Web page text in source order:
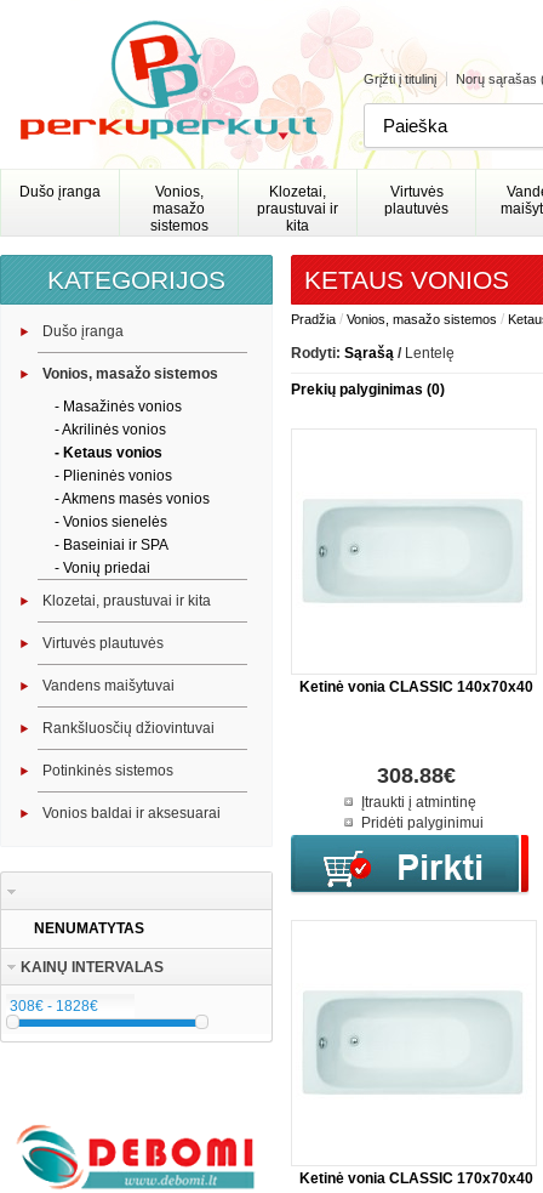
Grįžti į titulinį Norų sąrašas
Dušo įranga
Vonios,
masažo
sistemos
Klozetai,
praustuvai ir
kita
Virtuvės
plautuvės
KATEGORIJOS
Dušo įranga
Vonios, masažo sistemos
- Masažinės vonios
- Akrilinės vonios
- Ketaus vonios
- Plieninės vonios
- Akmens masės vonios
- Vonios sienelės
- Baseiniai ir SPA
- Vonių priedai
Klozetai, praustuvai ir kita
Virtuvės plautuvės
Vandens maišytuvai
Rankšluosčių džiovintuvai
Potinkinės sistemos
Vonios baldai ir aksesuarai
NENUMATYTAS
KAINŲ INTERVALAS
KETAUS VONIOS
Pradžia / Vonios, masažo sistemos /
Rodyti: Sąrašą /Lentelę
Prekių palyginimas (0)
Ketinė vonia CLASSIC 140x70x40
308.88€
Įtraukti į atmintinę
Pridėti palyginimui
Ketinė vonia CLASSIC 170x70x40